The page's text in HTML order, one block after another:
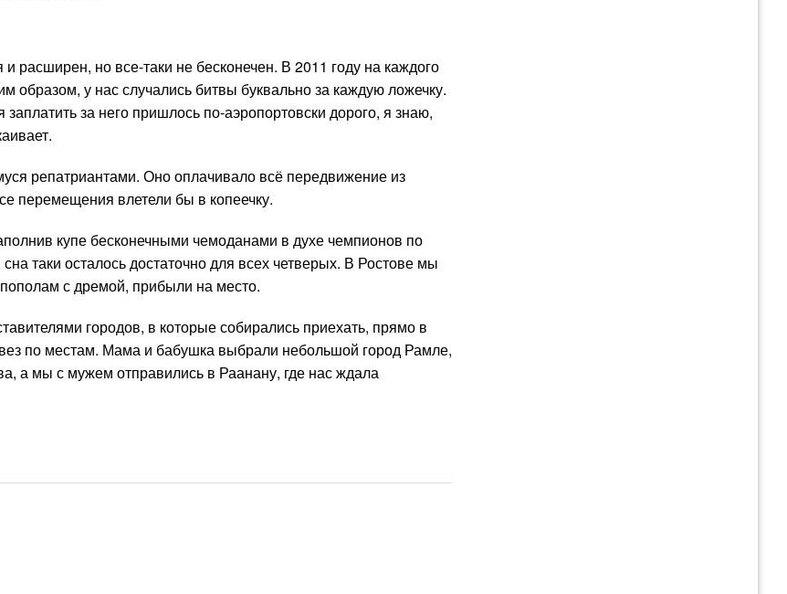
расширен, но все-таки не бесконечен. В 2011 году на каждого
у нас случались битвы буквально за каждую ложечку.
за него пришлось по-аэропортовски дорого, я знаю,
репатриантами. Оно оплачивало всё передвижение из
перемещения влетели бы в копеечку.
купе бесконечными чемоданами в духе чемпионов по
таки осталось достаточно для всех четверых. В Ростове мы
с дремой, прибыли на место.
городов, в которые собирались приехать, прямо в
по местам. Мама и бабушка выбрали небольшой город Рамле,
а мы с мужем отправились в Раанану, где нас ждала